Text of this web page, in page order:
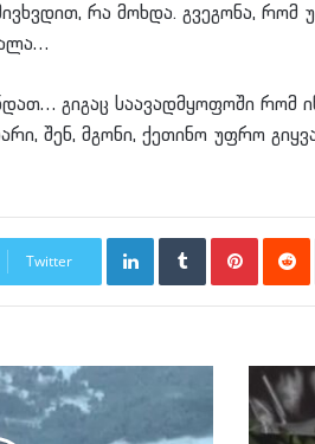
რა მოხდა. გვეგონა,
გიგაც საავადმყოფოში რომ
შენ, მგონი, ქეთინო უფრო
Twitter
LinkedInTumblr